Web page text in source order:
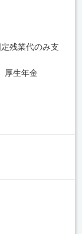
残業代のみ支
厚生年金